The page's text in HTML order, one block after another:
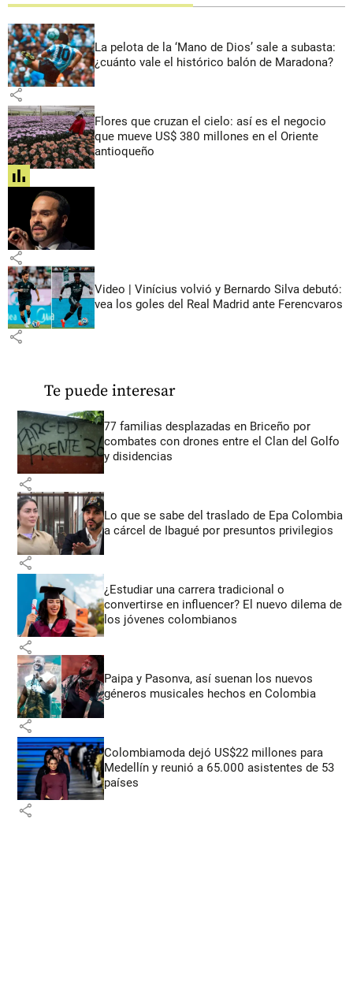
La pelota de la ‘Mano de Dios’ sale a subasta:
¿cuánto vale el histórico balón de Maradona?
share
Flores que cruzan el cielo: así es el negocio
que mueve US$ 380 millones en el Oriente
antioqueño
share
share
Video | Vinícius volvió y Bernardo Silva debutó:
vea los goles del Real Madrid ante Ferencvaros
share
Te puede interesar
77 familias desplazadas en Briceño por
combates con drones entre el Clan del Golfo
y disidencias
share
Lo que se sabe del traslado de Epa Colombia
a cárcel de Ibagué por presuntos privilegios
share
¿Estudiar una carrera tradicional o
convertirse en influencer? El nuevo dilema de
los jóvenes colombianos
share
Paipa y Pasonva, así suenan los nuevos
géneros musicales hechos en Colombia
share
Colombiamoda dejó US$22 millones para
Medellín y reunió a 65.000 asistentes de 53
países
share